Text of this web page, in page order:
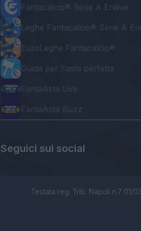
Fantacalcio® Serie A Enilive
Leghe Fantacalcio® Serie A
EuroLeghe Fantacalcio®
Guida per l'asta perfetta
FantaAsta Live
FantaAsta Buzz
Seguici sui social
Testata reg. Trib. Napoli n.7 01/